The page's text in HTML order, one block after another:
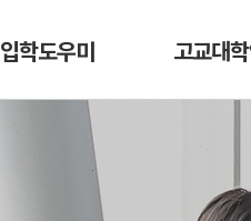
입학도우미 고교대